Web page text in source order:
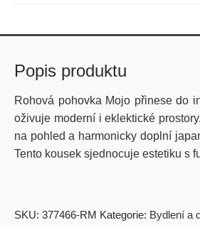
Popis produktu
Rohová pohovka Mojo přinese do
oživuje moderní i eklektické
na pohled a harmonicky doplní
Tento kousek sjednocuje estetiku s
SKU: 377466-RM Kategorie: Bydlení a